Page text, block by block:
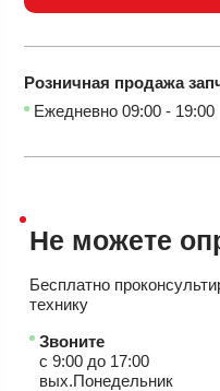
Розничная продажа
Ежедневно 09:00 - 19:00
Не можете
Бесплатно
технику
Звоните
с 9:00 до 17:00
вых.Понедельник